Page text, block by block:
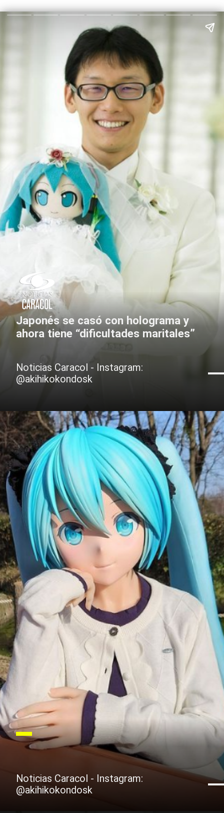
Japonés se casó con holograma y
ahora tiene “dificultades maritales”
Noticias Caracol - Instagram:
@akihikokondosk
Noticias Caracol - Instagram:
@akihikokondosk